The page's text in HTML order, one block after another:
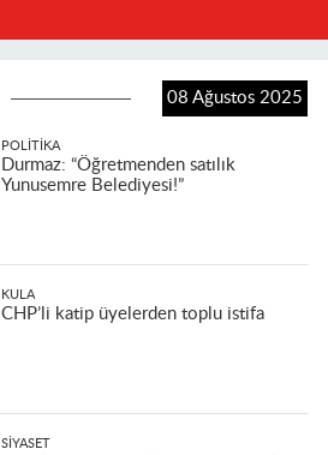
08 Ağustos 2025
POLITIKA
Durmaz: “Öğretmenden satılık
Yunusemre Belediyesi!”
KULA
CHP’li katip üyelerden toplu istifa
SIYASET